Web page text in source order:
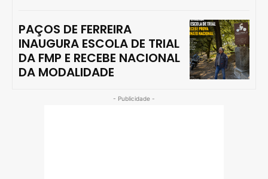
PAÇOS DE FERREIRA
INAUGURA ESCOLA DE TRIAL
DA FMP E RECEBE NACIONAL
DA MODALIDADE
- Publicidade -